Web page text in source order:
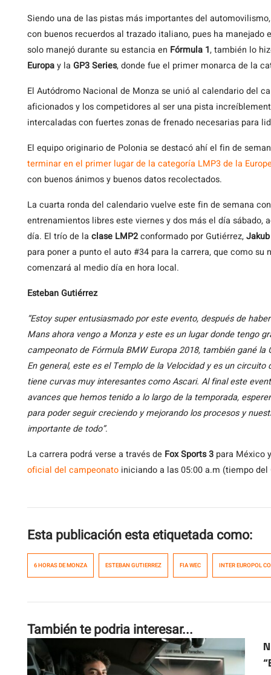
Siendo una de las pistas más importantes del
con buenos recuerdos al trazado italiano, pues ha
solo manejó durante su estancia en Fórmula 1, también lo
Europay la GP3 Series, donde fue el primer monarca de la
El Autódromo Nacional de Monza se unió al calendario del
aficionados y los competidores al ser una pista
intercaladas con fuertes zonas de frenado necesarias para
El equipo originario de Polonia se destacó ahí el fin de
terminar en el primer lugar de la categoría LMP3 de la
con buenos ánimos y buenos datos recolectados.
La cuarta ronda del calendario vuelve este fin de semana
entrenamientos libres este viernes y dos más el día
día. El trío de la clase LMP2conformado por Gutiérrez,
para poner a punto el auto #34 para la carrera, que como
comenzará al medio día en hora local.
Esteban Gutiérrez
“Estoy super entusiasmado por este evento, después de
Mans ahora vengo a Monza y este es un lugar donde tengo
campeonato de Fórmula BMW Europa 2018, también gané
En general, este es el Templo de la Velocidad y es un
tiene curvas muy interesantes como Ascari. Al final este
avances que hemos tenido a lo largo de la temporada,
para poder seguir creciendo y mejorando los procesos y
importante de todo”.
La carrera podrá verse a través de Fox Sports 3 para México
oficial del campeonato iniciando a las 05:00 a.m (tiempo
Esta publicación esta etiquetada como:
6 HORAS DE MONZA ESTEBAN GUTIERREZ FIA WEC INTER EUROPOL
También te podria interesar...